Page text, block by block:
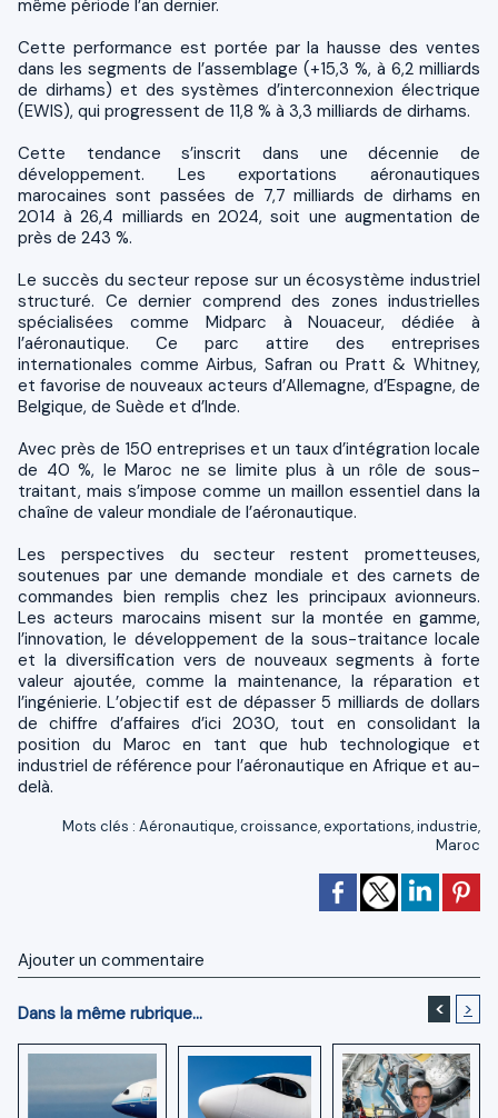
même période l’an dernier.
Cette performance est portée par la hausse des ventes
dans les segments de l’assemblage (+15,3 %, à 6,2 milliards
de dirhams) et des systèmes d’interconnexion électrique
(EWIS), qui progressent de 11,8 % à 3,3 milliards de dirhams.
Cette tendance s’inscrit dans une décennie de
développement. Les exportations aéronautiques
marocaines sont passées de 7,7 milliards de dirhams en
2014 à 26,4 milliards en 2024, soit une augmentation de
près de 243 %.
Le succès du secteur repose sur un écosystème industriel
structuré. Ce dernier comprend des zones industrielles
spécialisées comme Midparc à Nouaceur, dédiée à
l’aéronautique. Ce parc attire des entreprises
internationales comme Airbus, Safran ou Pratt & Whitney,
et favorise de nouveaux acteurs d’Allemagne, d’Espagne, de
Belgique, de Suède et d’Inde.
Avec près de 150 entreprises et un taux d’intégration locale
de 40 %, le Maroc ne se limite plus à un rôle de sous-
traitant, mais s’impose comme un maillon essentiel dans la
chaîne de valeur mondiale de l’aéronautique.
Les perspectives du secteur restent prometteuses,
soutenues par une demande mondiale et des carnets de
commandes bien remplis chez les principaux avionneurs.
Les acteurs marocains misent sur la montée en gamme,
l’innovation, le développement de la sous-traitance locale
et la diversification vers de nouveaux segments à forte
valeur ajoutée, comme la maintenance, la réparation et
l’ingénierie. L’objectif est de dépasser 5 milliards de dollars
de chiffre d’affaires d’ici 2030, tout en consolidant la
position du Maroc en tant que hub technologique et
industriel de référence pour l’aéronautique en Afrique et au-
delà.
Mots clés : Aéronautique,croissance,exportations,industrie,
Maroc
Ajouter un commentaire
Dans la même rubrique... < >